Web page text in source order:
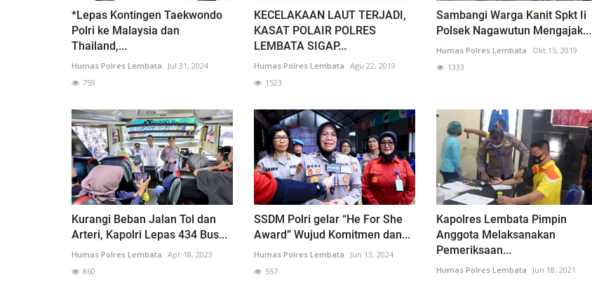
*Lepas Kontingen Taekwondo
Polri ke Malaysia dan
Thailand,...
Humas Polres Lembata
Jul 31, 2024
759
KECELAKAAN LAUT TERJADI,
KASAT POLAIR POLRES
LEMBATA SIGAP...
Humas Polres Lembata Agu 22, 2019
1523
Sambangi Warga Kanit Spkt Ii
Polsek Nagawutun Mengajak...
Humas Polres Lembata
Okt 15, 2019
1333
Kurangi Beban Jalan Tol dan
Arteri, Kapolri Lepas 434 Bus...
Humas Polres Lembata Apr 18, 2023
860
SSDM Polri gelar “He For She
Award” Wujud Komitmen dan...
Humas Polres Lembata
Jun 13, 2024
557
Kapolres Lembata Pimpin
Anggota Melaksanakan
Pemeriksaan...
Humas Polres Lembata
Jun 18, 2021